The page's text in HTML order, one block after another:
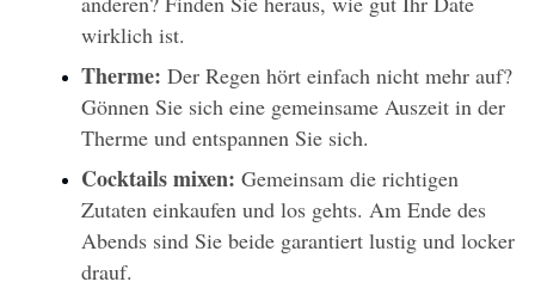
wirklich ist.
Therme: Der Regen hört einfach nicht mehr auf?
Gönnen Sie sich eine gemeinsame Auszeit in der
Therme und entspannen Sie sich.
Cocktails mixen: Gemeinsam die richtigen
Zutaten einkaufen und los gehts. Am Ende des
Abends sind Sie beide garantiert lustig und locker
drauf.